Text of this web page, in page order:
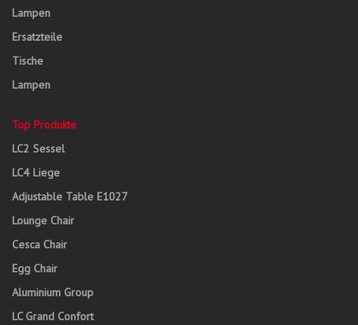
Lampen
Ersatzteile
Tische
Lampen
Top Produkte
LC2 Sessel
LC4 Liege
Adjustable Table E1027
Lounge Chair
Cesca Chair
Egg Chair
Aluminium Group
LC Grand Confort